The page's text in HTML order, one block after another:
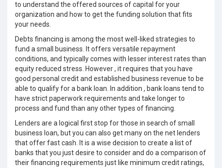
to understand the offered sources of capital for your
organization and how to get the funding solution that fits
your needs.
Debts financing is among the most well-liked strategies to
fund a small business. It offers versatile repayment
conditions, and typically comes with lesser interest rates than
equity reduced stress. However , it requires that you have
good personal credit and established business revenue to be
able to qualify for a bank loan. In addition , bank loans tend to
have strict paperwork requirements and take longer to
process and fund than any other types of financing.
Lenders are a logical first stop for those in search of small
business loan, but you can also get many on the net lenders
that offer fast cash. It is a wise decision to create a list of
banks that you just desire to consider and do a comparison of
their financing requirements just like minimum credit ratings,